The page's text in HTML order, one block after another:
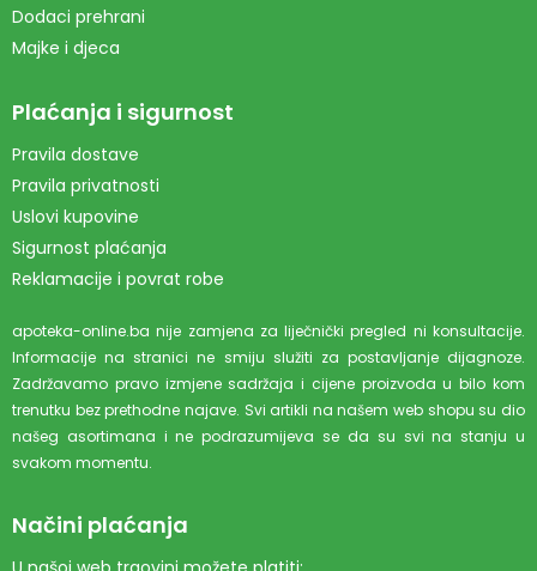
Dodaci prehrani
Majke i djeca
Plaćanja i sigurnost
Pravila dostave
Pravila privatnosti
Uslovi kupovine
Sigurnost plaćanja
Reklamacije i povrat robe
apoteka-online.ba nije zamjena za liječnički pregled ni konsultacije.
Informacije na stranici ne smiju služiti za postavljanje dijagnoze.
Zadržavamo pravo izmjene sadržaja i cijene proizvoda u bilo kom
trenutku bez prethodne najave. Svi artikli na našem web shopu su dio
našeg asortimana i ne podrazumijeva se da su svi na stanju u
svakom momentu.
Načini plaćanja